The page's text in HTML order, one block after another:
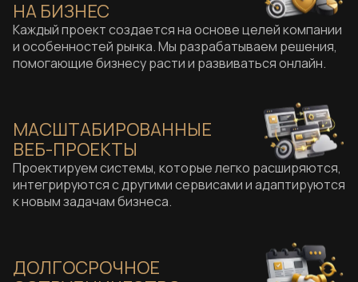
НА БИЗНЕС
Каждый проект создается на основе целей компании
и особенностей рынка. Мы разрабатываем решения,
помогающие бизнесу расти и развиваться онлайн.
МАСШТАБИРОВАННЫЕ
ВЕБ-ПРОЕКТЫ
Проектируем системы, которые легко расширяются,
интегрируются с другими сервисами и адаптируются
к новым задачам бизнеса.
ДОЛГОСРОЧНОЕ